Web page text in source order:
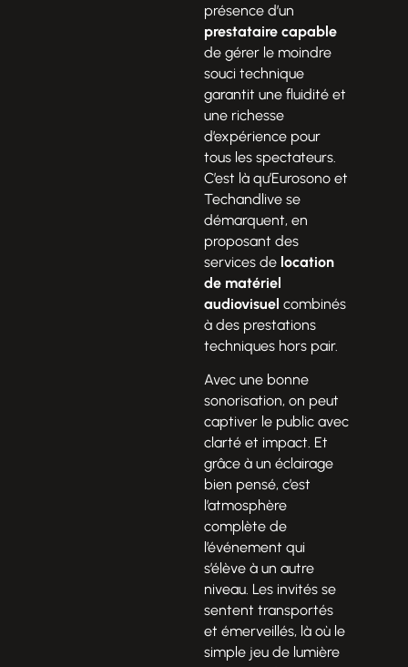
présence d’un
prestataire capable
de gérer le moindre
souci technique
garantit une fluidité et
une richesse
d’expérience pour
tous les spectateurs.
C’est là qu’Eurosono et
Techandlive se
démarquent, en
proposant des
services de location
de matériel
audiovisuel combinés
à des prestations
techniques hors pair.
Avec une bonne
sonorisation, on peut
captiver le public avec
clarté et impact. Et
grâce à un éclairage
bien pensé, c’est
l’atmosphère
complète de
l’événement qui
s’élève à un autre
niveau. Les invités se
sentent transportés
et émerveillés, là où le
simple jeu de lumière